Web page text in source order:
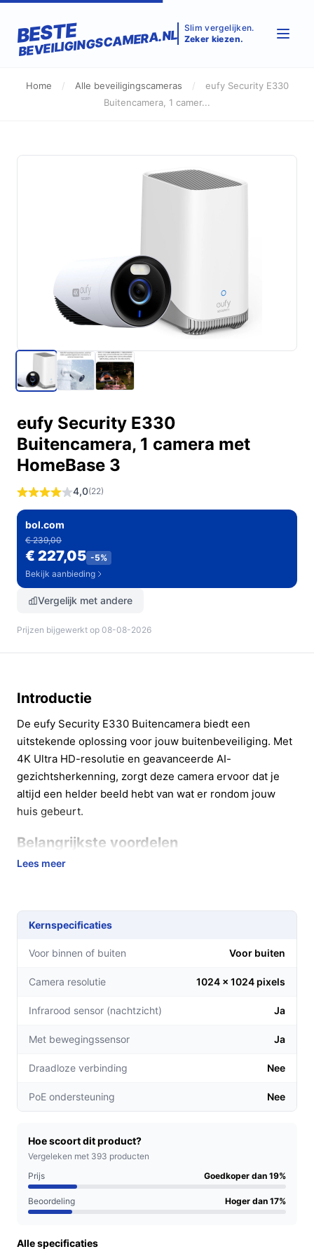
BESTE
BEVEILIGINGSCAMERA.NL Slim vergelijken.
Zeker kiezen.
Home / Alle beveiligingscameras /
eufy Security E330
Buitencamera, 1 camer...
eufy Security E330
Buitencamera, 1 camera met
HomeBase 3
4,0(22)
bol.com
€ 239,00
€ 227,05 -5%
Bekijk aanbieding
Vergelijk met andere
Prijzen bijgewerkt op 08-08-2026
Introductie
De eufy Security E330 Buitencamera biedt een
uitstekende oplossing voor jouw buitenbeveiliging. Met
4K Ultra HD-resolutie en geavanceerde AI-
gezichtsherkenning, zorgt deze camera ervoor dat je
altijd een helder beeld hebt van wat er rondom jouw
huis gebeurt.
Belangrijkste voordelen
Met de eufy E330 geniet je van talrijke voordelen die je
Uitstekende beeldkwaliteit met 4K-resolutie, zodat
je zelfs de kleinste details kunt zien, ongeacht de
tijd van de dag.
kunt monitoren en direct toegang hebt tot beelden
Een uitgebreid WiFi-bereik van 464 m², zodat je
een groot gebied kunt bewaken zonder verlies van
Deze buitencamera is ideaal voor huiseigenaren die
drukke stad woont of in een rustige buitenwijk, de eufy
E330 biedt de bescherming die je nodig hebt.
Praktische voordelen t.o.v. alternatieven
Wat maakt de eufy E330 uniek in zijn soort? Hier zijn
Lees meer
Kernspecificaties
Voor binnen of buiten Voor buiten
Camera resolutie 1024 x 1024 pixels
Infrarood sensor (nachtzicht) Ja
Met bewegingssensor Ja
Draadloze verbinding Nee
PoE ondersteuning Nee
Hoe scoort dit product?
Vergeleken met 393 producten
Prijs
Goedkoper dan 19%
Beoordeling Hoger dan 17%
Alle specificaties